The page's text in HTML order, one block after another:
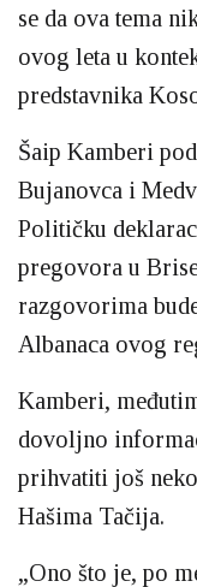
se da ova tema
ovog leta u
predstavnika
Šaip Kamberi
Bujanovca i
Političku
pregovora u
razgovorima
Albanaca ovog
Kamberi,
dovoljno
prihvatiti još
Hašima Tačija.
„Ono što je, po